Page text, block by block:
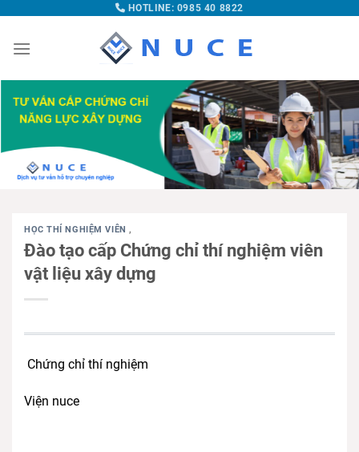
HOTLINE: 0985 40 8822
HỌC THÍ NGHIỆM VIÊN,
Đào tạo cấp Chứng chỉ thí nghiệm viên
vật liệu xây dựng
Chứng chỉ thí nghiệm
Viện nuce